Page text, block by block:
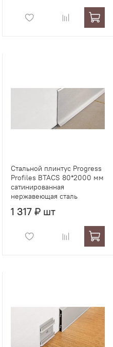
Стальной плинтус Progress
Profiles BTACS 80*2000 мм
сатинированная
нержавеющая сталь
1 317 ₽ шт